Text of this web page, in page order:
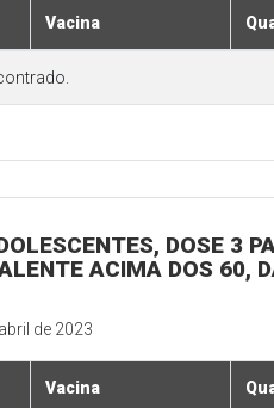
Vacina
DOSE 3
ACIMA DOS 60,
de 2023
Vacina